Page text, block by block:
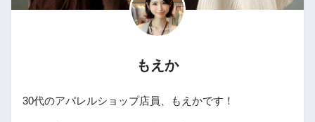
もえか
30代のアパレルショップ店員、もえかです！